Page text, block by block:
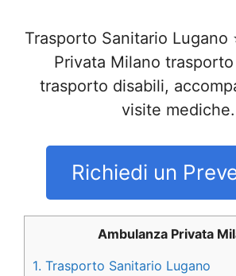
Trasporto Sanitario Lugano
Privata Milano
trasporto disabili,
visite mediche.
Richiedi un
Ambulanza Privata
1. Trasporto Sanitario Lugano